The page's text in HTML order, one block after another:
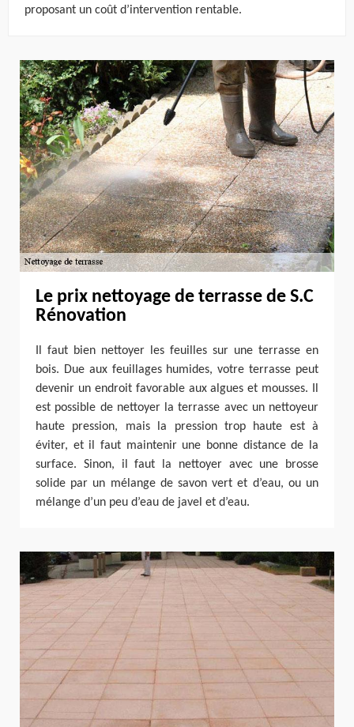
proposant un coût d’intervention rentable.
Le prix nettoyage de terrasse de S.C
Rénovation
Il faut bien nettoyer les feuilles sur une terrasse en
bois. Due aux feuillages humides, votre terrasse peut
devenir un endroit favorable aux algues et mousses. Il
est possible de nettoyer la terrasse avec un nettoyeur
haute pression, mais la pression trop haute est à
éviter, et il faut maintenir une bonne distance de la
surface. Sinon, il faut la nettoyer avec une brosse
solide par un mélange de savon vert et d’eau, ou un
mélange d’un peu d’eau de javel et d’eau.